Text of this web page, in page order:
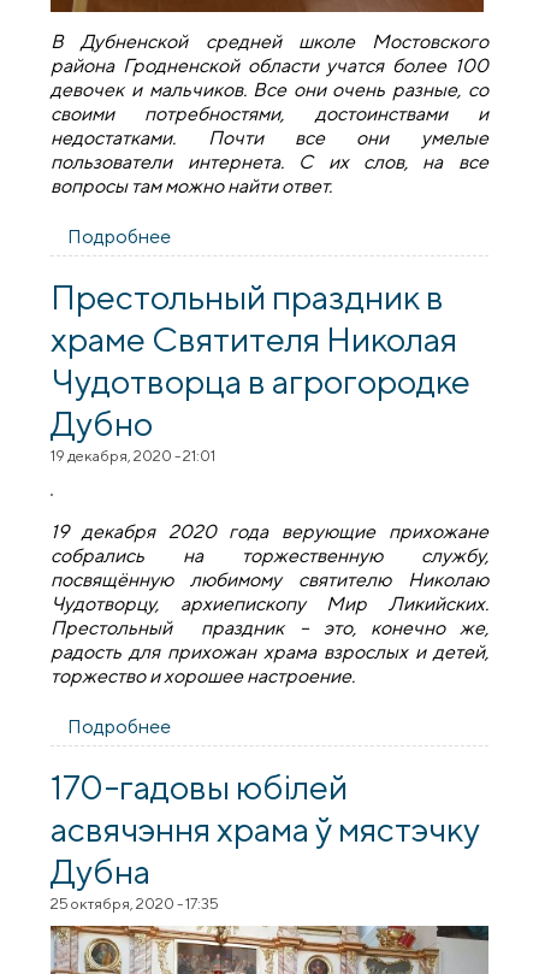
В Дубненской средней школе Мостовского
района Гродненской области учатся более 100
девочек и мальчиков. Все они очень разные, со
своими потребностями, достоинствами и
недостатками. Почти все они умелые
пользователи интернета. С их слов, на все
вопросы там можно найти ответ.
Подробнее
мероприятии в рамках проекта "ШАГ" в
Дубненской средней школе
Престольный праздник в
храме Святителя Николая
Чудотворца в агрогородке
Дубно
19 декабря, 2020 - 21:01
19 декабря 2020 года верующие прихожане
собрались на торжественную службу,
посвящённую любимому святителю Николаю
Чудотворцу, архиепископу Мир Ликийских.
Престольный праздник – это, конечно же,
радость для прихожан храма взрослых и детей,
торжество и хорошее настроение.
Подробнее
Святителя Николая Чудотворца в
агрогородке Дубно
170-гадовы юбілей
асвячэння храма ў мястэчку
Дубна
25 октября, 2020 - 17:35